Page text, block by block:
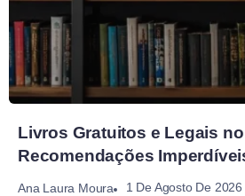
Livros Gratuitos e Legais
Recomendações
Ana Laura Moura 1 De Agosto De 2026